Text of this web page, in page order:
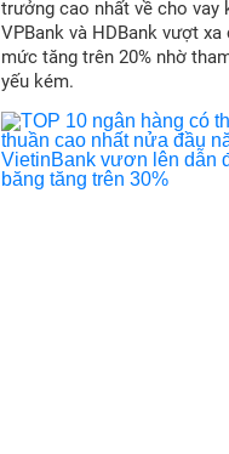
trưởng cao nhất về cho vay
VPBank và HDBank vượt
mức tăng trên 20% nhờ
yếu kém.